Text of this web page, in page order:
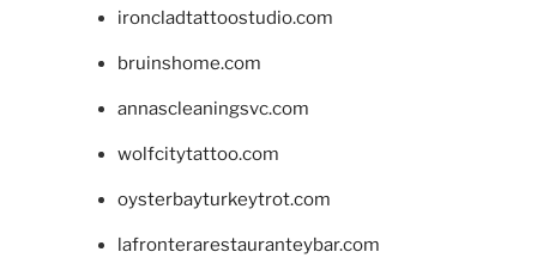
ironcladtattoostudio.com
bruinshome.com
annascleaningsvc.com
wolfcitytattoo.com
oysterbayturkeytrot.com
lafronterarestauranteybar.com